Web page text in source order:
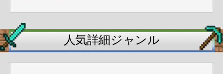
人気詳細ジャンル